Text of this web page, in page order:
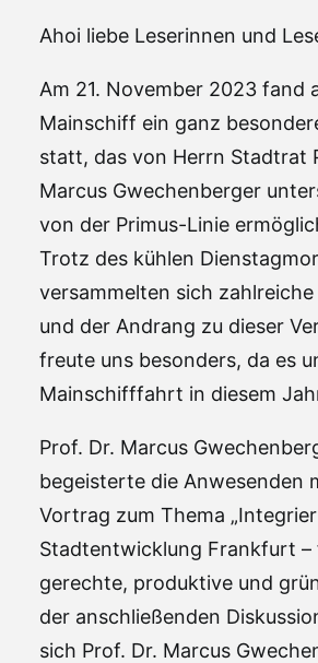
Ahoi liebe Leserinnen und
Am 21. November 2023 fand
Mainschiff ein ganz
statt, das von Herrn Stadtrat
Marcus Gwechenberger
von der Primus-Linie
Trotz des kühlen
versammelten sich
und der Andrang zu dieser
freute uns besonders, da es
Mainschifffahrt in diesem
Prof. Dr. Marcus
begeisterte die Anwesenden
Vortrag zum Thema
Stadtentwicklung Frankfurt –
gerechte, produktive und
der anschließenden
sich Prof. Dr. Marcus